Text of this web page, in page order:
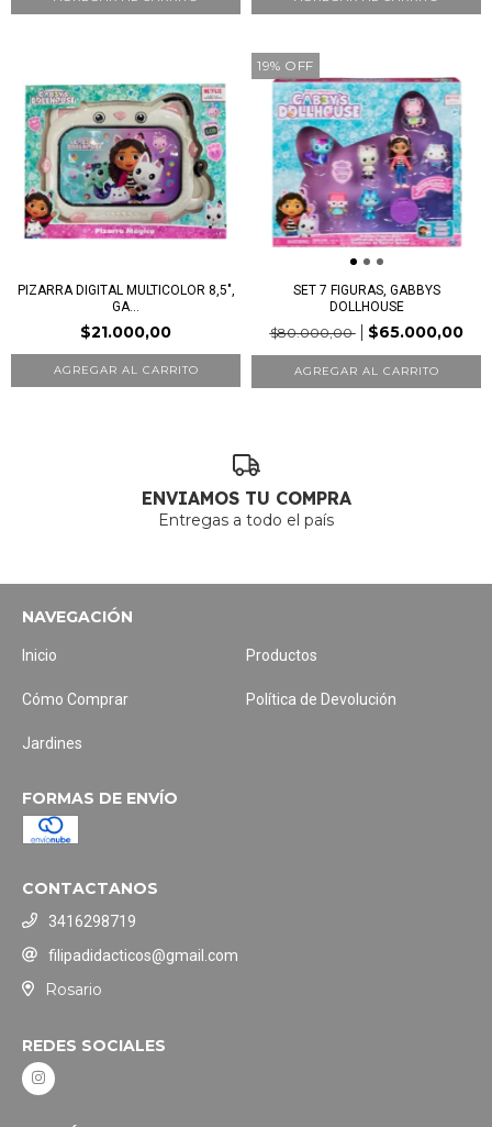
PIZARRA DIGITAL MULTICOLOR 8,5",
GA...
$21.000,00
19% OFF
SET 7 FIGURAS, GABBYS
DOLLHOUSE
$80.000,00 $65.000,00
ENVIAMOS TU COMPRA
Entregas a todo el país
NAVEGACIÓN
Inicio Productos
Cómo Comprar Política de Devolución
Jardines
FORMAS DE ENVÍO
CONTACTANOS
3416298719
filipadidacticos@gmail.com
Rosario
REDES SOCIALES